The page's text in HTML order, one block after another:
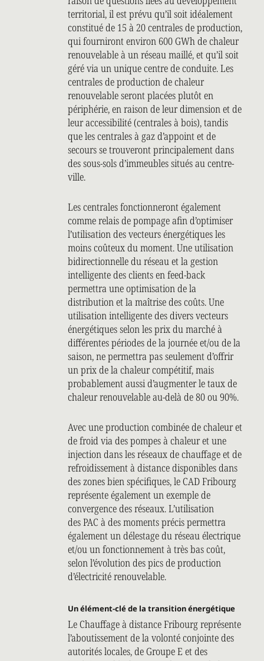
territorial, il est prévu qu’il soit idéalement
constitué de 15 à 20 centrales de production,
qui fourniront environ 600 GWh de chaleur
renouvelable à un réseau maillé, et qu’il soit
géré via un unique centre de conduite. Les
centrales de production de chaleur
renouvelable seront placées plutôt en
périphérie, en raison de leur dimension et de
leur accessibilité (centrales à bois), tandis
que les centrales à gaz d’appoint et de
secours se trouveront principalement dans
des sous-sols d’immeubles situés au centre-
ville.
Les centrales fonctionneront également
comme relais de pompage afin d’optimiser
l’utilisation des vecteurs énergétiques les
moins coûteux du moment. Une utilisation
bidirectionnelle du réseau et la gestion
intelligente des clients en feed-back
permettra une optimisation de la
distribution et la maîtrise des coûts. Une
utilisation intelligente des divers vecteurs
énergétiques selon les prix du marché à
différentes périodes de la journée et/ou de la
saison, ne permettra pas seulement d’offrir
un prix de la chaleur compétitif, mais
probablement aussi d’augmenter le taux de
chaleur renouvelable au-delà de 80 ou 90%.
Avec une production combinée de chaleur et
de froid via des pompes à chaleur et une
injection dans les réseaux de chauffage et de
refroidissement à distance disponibles dans
des zones bien spécifiques, le CAD Fribourg
représente également un exemple de
convergence des réseaux. L’utilisation
des PAC à des moments précis permettra
également un délestage du réseau électrique
et/ou un fonctionnement à très bas coût,
selon l’évolution des pics de production
d’électricité renouvelable.
Un élément-clé de la transition énergétique
Le Chauffage à distance Fribourg représente
l’aboutissement de la volonté conjointe des
autorités locales, de Groupe E et des